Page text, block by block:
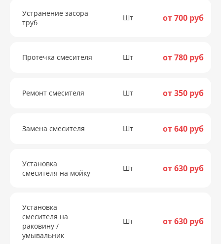
Устранение засора
труб
Шт от 700 руб
Протечка смесителя Шт от 780 руб
Ремонт смесителя Шт от 350 руб
Замена смесителя Шт от 640 руб
Установка
смесителя на мойку
Шт от 630 руб
Установка
смесителя на
раковину /
умывальник
Шт от 630 руб